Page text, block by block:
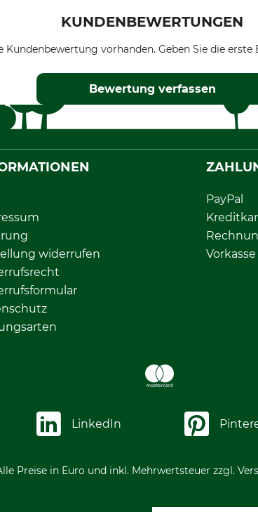
KUNDENBEWERTUNGEN
Kundenbewertung vorhanden. Geben Sie die erste
Bewertung verfassen
widerrufen
PayPal
Vorkasse
LinkedIn
Preise in Euro und inkl. Mehrwertsteuer zzgl.